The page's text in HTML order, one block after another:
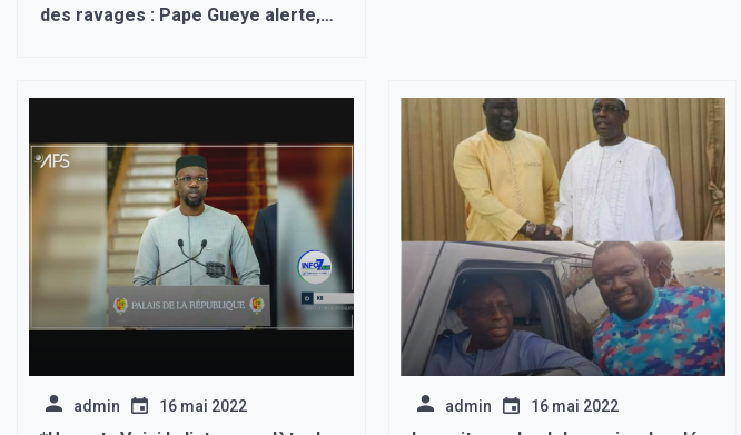
des ravages : Pape Gueye alerte,
admin 16 mai 2022 admin 16 mai 2022